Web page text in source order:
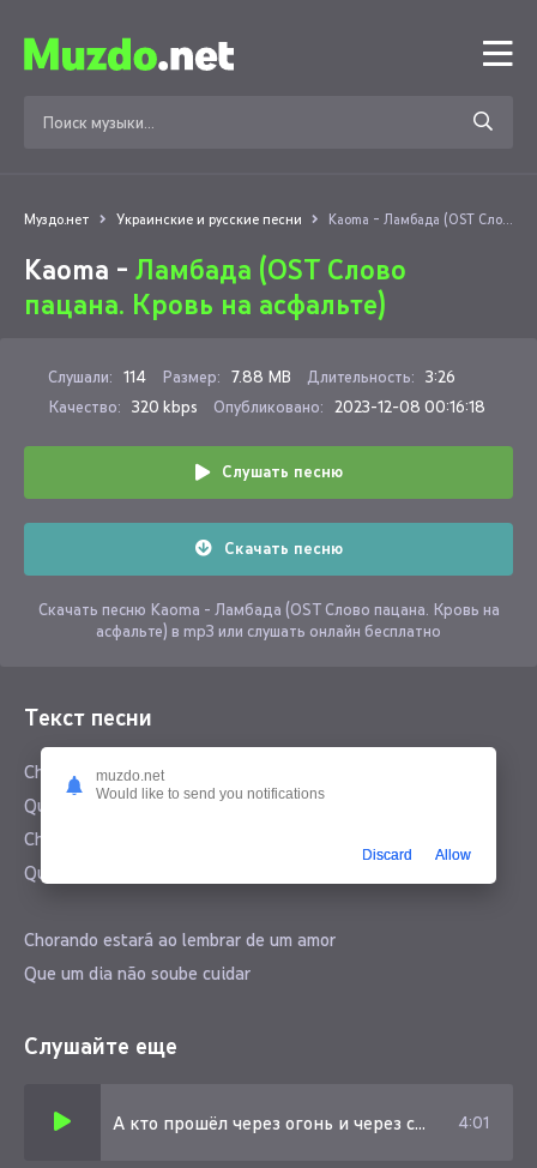
Муздо.нет Украинские и русские песни Kaoma - Ламбада (OST Слово пацана. Кровь на асфальте)
Kaoma - Ламбада (OST Слово
пацана. Кровь на асфальте)
Слушали: 114 Размер: 7.88 MB Длительность: 3:26
Качество: 320 kbps Опубликовано: 2023-12-08 00:16:18
Слушать песню
Скачать песню
Скачать песню Kaoma - Ламбада (OST Слово пацана. Кровь на
асфальте) в mp3 или слушать онлайн бесплатно
Текст песни
Chorando se foi
Quem um dia só me fez chorar
Chorando se foi
Quem um dia só me fez chorar
Chorando estará ao lembrar de um amor
Que um dia não soube cuidar
Que um dia não soube cuidar
Слушайте еще
А кто прошёл через огонь и через смерть -
4:01
muzdo.net
Would like to send you notifications
Discard Allow